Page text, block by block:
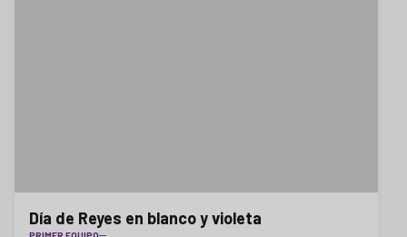
Día de Reyes en blanco y violeta